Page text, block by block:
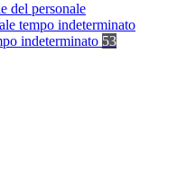
del personale
tempo indeterminato
indeterminato 53